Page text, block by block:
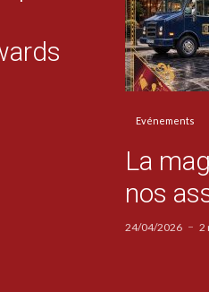
Evénements
La
nos
24/04/2026 2